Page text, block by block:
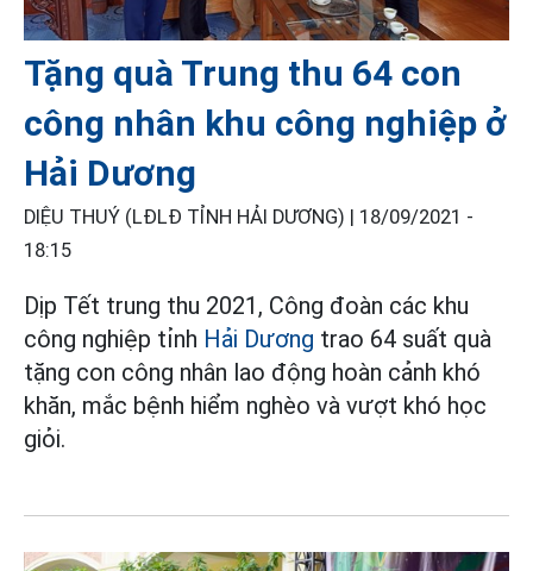
Tặng quà Trung thu 64 con
công nhân khu công nghiệp ở
Hải Dương
DIỆU THUÝ (LĐLĐ TỈNH HẢI DƯƠNG) | 18/09/2021 -
18:15
Dịp Tết trung thu 2021, Công đoàn các khu
công nghiệp tỉnh Hải Dương trao 64 suất quà
tặng con công nhân lao động hoàn cảnh khó
khăn, mắc bệnh hiểm nghèo và vượt khó học
giỏi.